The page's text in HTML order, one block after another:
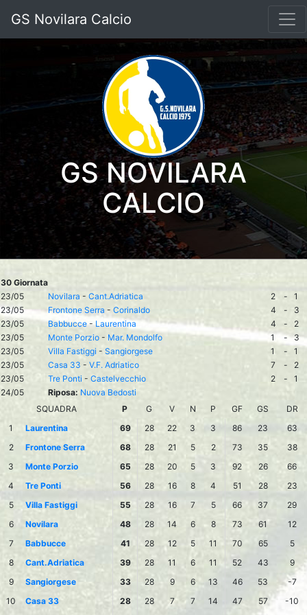
GS Novilara Calcio
GS NOVILARA
CALCIO
30 Giornata
23/05
Novilara - Cant.Adriatica 2 -
1
23/05
Frontone Serra - Corinaldo 4 -
3
23/05
Babbucce-Laurentina 4 -
2
23/05
Monte Porzio - Mar. Mondolfo 1 - 3
23/05
Villa Fastiggi - Sangiorgese 1 -
1
23/05
Casa 33 - V.F. Adriatico 7 -
2
23/05
Tre Ponti - Castelvecchio 2 -
1
24/05
Riposa: Nuova Bedosti
SQUADRA
P G V N P GF GS
DR
1
Laurentina 69 28 22 3 3 86 23
63
2
Frontone Serra 68 28 21 5 2 73 35
38
3
Monte Porzio 65 28 20 5 3 92 26
66
4
Tre Ponti 56 28 16 8 4 51 28
23
5
Villa Fastiggi 55 28 16 7 5 66 37
29
6
Novilara 48 28 14 6 8 73 61
12
7
Babbucce 41 28 12 5 11 70 65
5
8
Cant.Adriatica 39 28 11 6 11 52 43
9
9
Sangiorgese 33 28 9 6 13 46 53
-7
10
Casa 33 28 28 7 7 14 47 57 -10